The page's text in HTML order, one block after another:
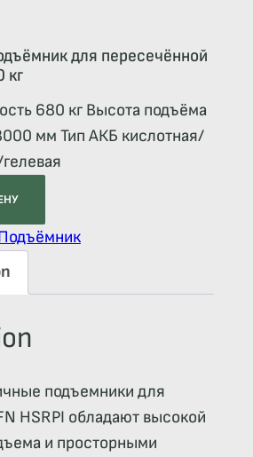
для пересечённой
кг
680 кг Высота подъёма
мм Тип АКБ кислотная/
подъемники для
HSRPI обладают высокой
и просторными